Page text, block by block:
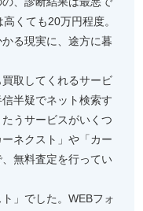
くても20万円程度。
る現実に、途方に暮
取してくれるサービ
半疑でネット検索す
うサービスがいくつ
ネクスト」や「カー
無料査定を行ってい
」でした。WEBフォ